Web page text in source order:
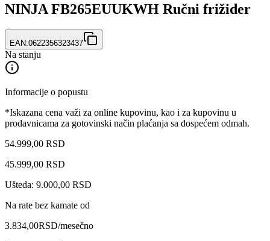
NINJA FB265EUUKWH Ručni frižider
EAN:0622356323437
Na stanju
Informacije o popustu
*Iskazana cena važi za online kupovinu, kao i za kupovinu u
prodavnicama za gotovinski način plaćanja sa dospećem odmah.
54.999,00 RSD
45.999,00 RSD
Ušteda: 9.000,00 RSD
Na rate bez kamate od
3.834,00RSD/mesečno